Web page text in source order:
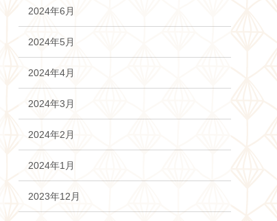
2024年6月
2024年5月
2024年4月
2024年3月
2024年2月
2024年1月
2023年12月